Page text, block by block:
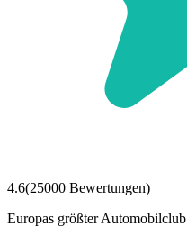
4.6(25000 Bewertungen)
Europas größter Automobilclub